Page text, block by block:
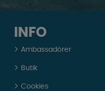
INFO
Ambassadörer
Butik
Cookies